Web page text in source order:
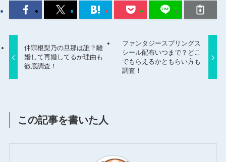
仲宗根梨乃の旦那は誰？離
婚して再婚してるか理由も
徹底調査！
ファンタジースプリングス
シール配布いつまで？どこ
でもらえるかともらい方も
調査！
この記事を書いた人